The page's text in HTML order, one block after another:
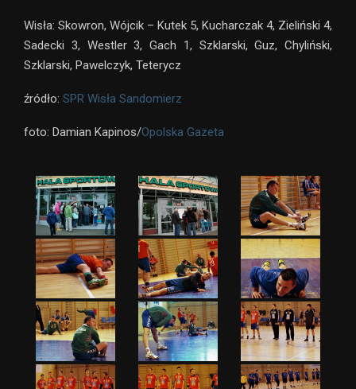
Wisła: Skowron, Wójcik – Kutek 5, Kucharczak 4, Zieliński 4,
Sadecki 3, Westler 3, Gach 1, Szklarski, Guz, Chyliński,
Szklarski, Pawelczyk, Teterycz
źródło: SPR Wisła Sandomierz
foto: Damian Kapinos/Opolska Gazeta